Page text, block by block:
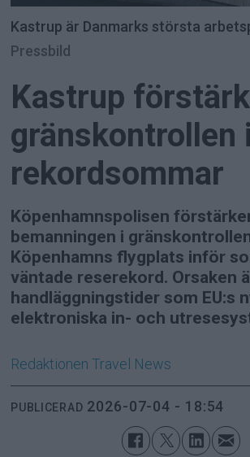
Kastrup är Danmarks största
Pressbild
Kastrup
gränskontrollen
rekordsommar
Köpenhamnspolisen
bemanningen i
Köpenhamns flygplats inför
väntade reserekord. Orsaken
handläggningstider som EU:s
elektroniska in- och
Redaktionen Travel News
PUBLICERAD 2026-07-04 - 18:54